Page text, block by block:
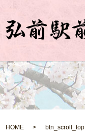
HOME btn_scroll_top